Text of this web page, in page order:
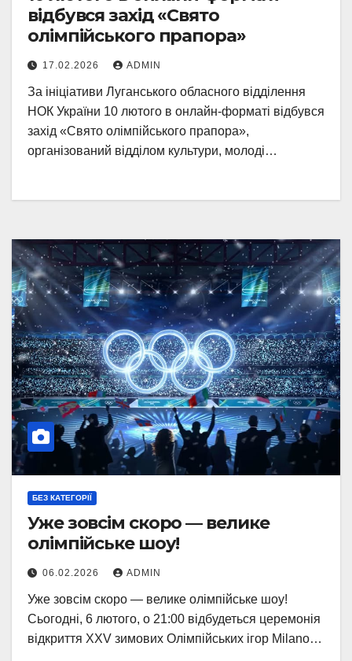
відбувся захід «Свято
олімпійського прапора»
17.02.2026 ADMIN
За ініціативи Луганського обласного відділення
НОК України 10 лютого в онлайн-форматі відбувся
захід «Свято олімпійського прапора»,
організований відділом культури, молоді…
БЕЗ КАТЕГОРІЇ
Уже зовсім скоро — велике
олімпійське шоу!
06.02.2026 ADMIN
Уже зовсім скоро — велике олімпійське шоу!
Сьогодні, 6 лютого, о 21:00 відбудеться церемонія
відкриття XXV зимових Олімпійських ігор Milano…